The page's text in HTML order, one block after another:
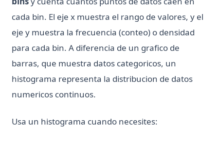
cada bin. El eje x muestra el rango de valores, y el
eje y muestra la frecuencia (conteo) o densidad
para cada bin. A diferencia de un grafico de
barras, que muestra datos categoricos, un
histograma representa la distribucion de datos
numericos continuos.
Usa un histograma cuando necesites: